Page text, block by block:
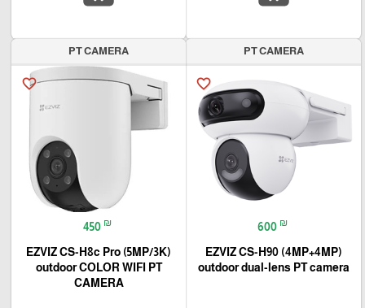
PT CAMERA
favorite_border
600 ₪
EZVIZ CS-H90 (4MP+4MP)
outdoor dual-lens PT camera
PT CAMERA
favorite_border
450 ₪
EZVIZ CS-H8c Pro (5MP/3K)
outdoor COLOR WIFI PT
CAMERA